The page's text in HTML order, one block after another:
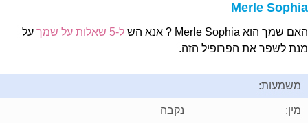
Merle Sophia
האם שמך הוא Merle Sophia ? אנא הש ל-5 שאלות על שמך
על
מנת לשפר את הפרופיל הזה.
משמעות:
מין: נקבה